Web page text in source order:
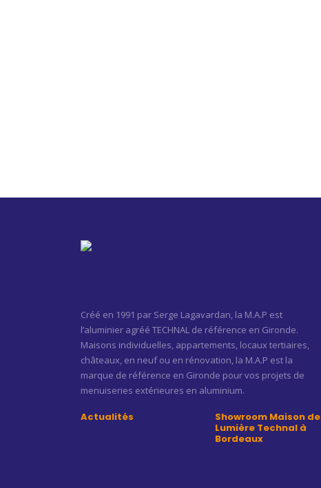
Créé en 1991 par Serge Lagavardan, la M.A.P est
l’aluminier agréé TECHNAL de référence en Gironde.
Maisons individuelles, appartements, locaux tertiaires,
châteaux, en neuf ou en rénovation, la M.A.P est la
marque de référence en Gironde pour vos projets de
menuiseries extérieures en aluminium.
Actualités
Showroom Maison de
Lumière Technal à
Bordeaux